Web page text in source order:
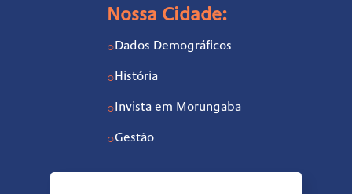
Nossa Cidade:
○ Dados Demográficos
○ História
○ Invista em Morungaba
○Gestão